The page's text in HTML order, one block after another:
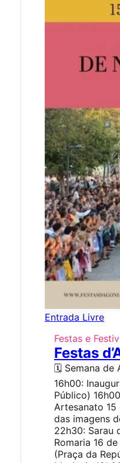
Entrada Livre
Festas e
Festas
🗓️ Semana de
16h00:
Público)
Artesanato
das imagens
22h30: Sarau
Romaria 16
(Praça da